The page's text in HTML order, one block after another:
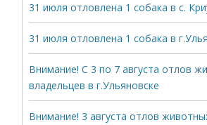
31 июля отловлена 1 собака в с.
31 июля отловлена 1 собака в
Внимание! С 3 по 7 августа отлов
владельцев в г.Ульяновске
Внимание! 3 августа отлов